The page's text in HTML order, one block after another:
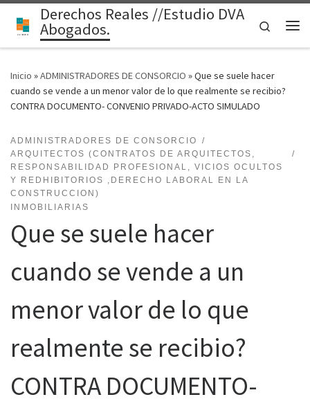
Saltar al contenido
Derechos Reales //Estudio DVA
Abogados.
Search
Inicio »ADMINISTRADORES DE CONSORCIO »Que se suele hacer
cuando se vende a un menor valor de lo que realmente se recibio?
CONTRA DOCUMENTO- CONVENIO PRIVADO-ACTO SIMULADO
ADMINISTRADORES DE CONSORCIO
ARQUITECTOS (CONTRATOS DE ARQUITECTOS,
RESPONSABILIDAD PROFESIONAL, VICIOS OCULTOS
Y REDHIBITORIOS ,DERECHO LABORAL EN LA
CONSTRUCCION)
INMOBILIARIAS
Que se suele hacer
cuando se vende a un
menor valor de lo que
realmente se recibio?
CONTRA DOCUMENTO-